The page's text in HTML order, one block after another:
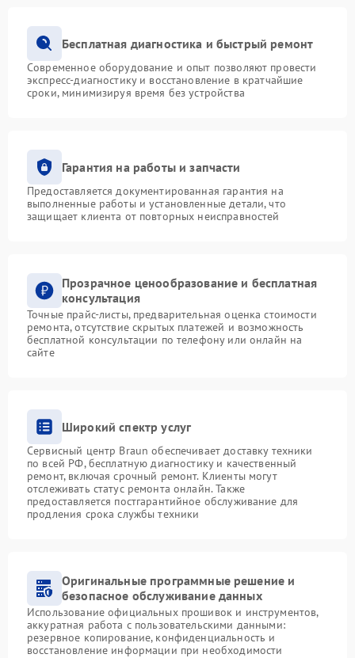
Бесплатная диагностика и быстрый ремонт
Современное оборудование и опыт позволяют провести
экспресс-диагностику и восстановление в кратчайшие
сроки, минимизируя время без устройства
Гарантия на работы и запчасти
Предоставляется документированная гарантия на
выполненные работы и установленные детали, что
защищает клиента от повторных неисправностей
Прозрачное ценообразование и бесплатная
консультация
Точные прайс-листы, предварительная оценка стоимости
ремонта, отсутствие скрытых платежей и возможность
бесплатной консультации по телефону или онлайн на
сайте
Широкий спектр услуг
Сервисный центр Braun обеспечивает доставку техники
по всей РФ, бесплатную диагностику и качественный
ремонт, включая срочный ремонт. Клиенты могут
отслеживать статус ремонта онлайн. Также
предоставляется постгарантийное обслуживание для
продления срока службы техники
Оригинальные программные решение и
безопасное обслуживание данных
Использование официальных прошивок и инструментов,
аккуратная работа с пользовательскими данными:
резервное копирование, конфиденциальность и
восстановление информации при необходимости